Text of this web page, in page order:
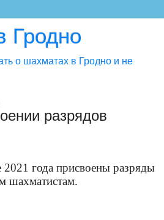
Гродно
о шахматах в Гродно и не
разрядов
2021 года присвоены разряды
шахматистам.